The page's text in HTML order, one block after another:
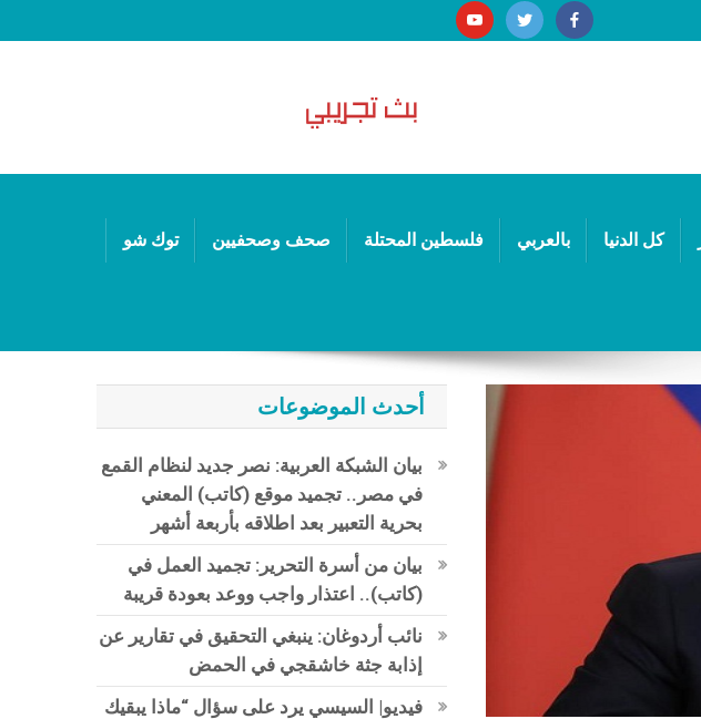
كل الدنيا بالعربي فلسطين المحتلة صحف وصحفيين توك شو
أحدث الموضوعات
بيان الشبكة العربية: نصر جديد لنظام القمع
في مصر.. تجميد موقع (كاتب) المعني
بحرية التعبير بعد اطلاقه بأربعة أشهر
بيان من أسرة التحرير: تجميد العمل في
(كاتب).. اعتذار واجب ووعد بعودة قريبة
نائب أردوغان: ينبغي التحقيق في تقارير عن
إذابة جثة خاشقجي في الحمض
فيديو| السيسي يرد على سؤال “ماذا يبقيك